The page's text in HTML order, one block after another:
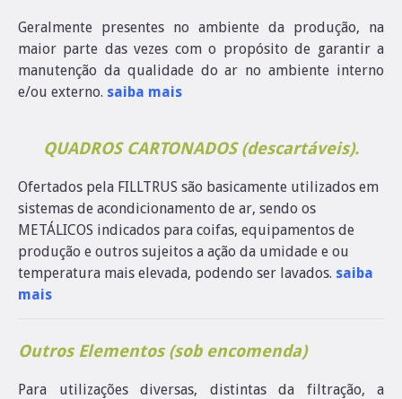
Geralmente presentes no ambiente da produção, na
maior parte das vezes com o propósito de garantir a
manutenção da qualidade do ar no ambiente interno
e/ou externo. saiba mais
QUADROS CARTONADOS (descartáveis).
Ofertados pela FILLTRUS são basicamente utilizados em
sistemas de acondicionamento de ar, sendo os
METÁLICOS indicados para coifas, equipamentos de
produção e outros sujeitos a ação da umidade e ou
temperatura mais elevada, podendo ser lavados. saiba
mais
Outros Elementos (sob encomenda)
Para utilizações diversas, distintas da filtração, a